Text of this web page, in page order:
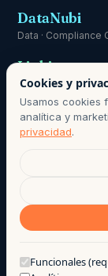
DataNubi
Data · Compliance
Linki
Comunicación
DE
LICITUD:
Cookies y
Usamos cookies
analítica y
privacidad.
Funcionales